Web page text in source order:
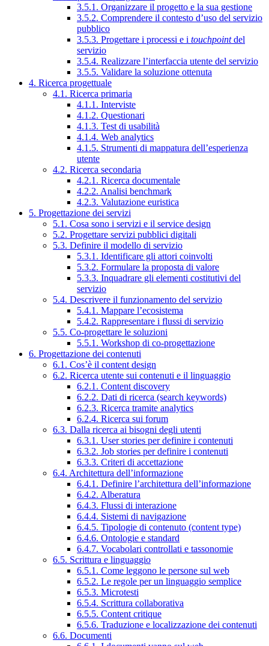
3.5.1. Organizzare il progetto e la sua gestione
3.5.2. Comprendere il contesto d’uso del servizio
pubblico
3.5.3. Progettare i processi e i touchpointdel
servizio
3.5.4. Realizzare l’interfaccia utente del servizio
3.5.5. Validare la soluzione ottenuta
4. Ricerca progettuale
4.1. Ricerca primaria
4.1.1. Interviste
4.1.2. Questionari
4.1.3. Test di usabilità
4.1.4. Web analytics
4.1.5. Strumenti di mappatura dell’esperienza
utente
4.2. Ricerca secondaria
4.2.1. Ricerca documentale
4.2.2. Analisi benchmark
4.2.3. Valutazione euristica
5. Progettazione dei servizi
5.1. Cosa sono i servizi e il service design
5.2. Progettare servizi pubblici digitali
5.3. Definire il modello di servizio
5.3.1. Identificare gli attori coinvolti
5.3.2. Formulare la proposta di valore
5.3.3. Inquadrare gli elementi costitutivi del
servizio
5.4. Descrivere il funzionamento del servizio
5.4.1. Mappare l’ecosistema
5.4.2. Rappresentare i flussi di servizio
5.5. Co-progettare le soluzioni
5.5.1. Workshop di co-progettazione
6. Progettazione dei contenuti
6.1. Cos’è il content design
6.2. Ricerca utente sui contenuti e il linguaggio
6.2.1. Content discovery
6.2.2. Dati di ricerca (search keywords)
6.2.3. Ricerca tramite analytics
6.2.4. Ricerca sui forum
6.3. Dalla ricerca ai bisogni degli utenti
6.3.1. User stories per definire i contenuti
6.3.2. Job stories per definire i contenuti
6.3.3. Criteri di accettazione
6.4. Architettura dell’informazione
6.4.1. Definire l’architettura dell’informazione
6.4.2. Alberatura
6.4.3. Flussi di interazione
6.4.4. Sistemi di navigazione
6.4.5. Tipologie di contenuto (content type)
6.4.6. Ontologie e standard
6.4.7. Vocabolari controllati e tassonomie
6.5. Scrittura e linguaggio
6.5.1. Come leggono le persone sul web
6.5.2. Le regole per un linguaggio semplice
6.5.3. Microtesti
6.5.4. Scrittura collaborativa
6.5.5. Content critique
6.5.6. Traduzione e localizzazione dei contenuti
6.6. Documenti